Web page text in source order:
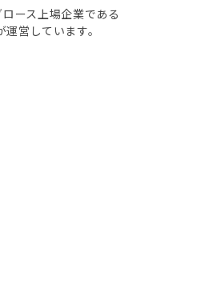
ース上場企業である
営しています。